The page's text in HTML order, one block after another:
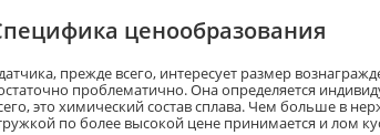
ценообразования
прежде всего, интересует размер
проблематично. Она определяется
это химический состав сплава. Чем больше в
по более высокой цене принимается и лом